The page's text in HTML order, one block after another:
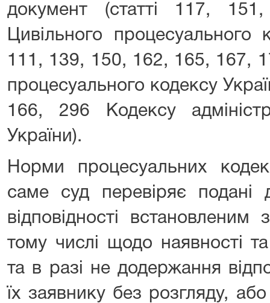
документ (статті 117,
Цивільного процесуального
111, 139, 150, 162, 165, 167,
процесуального кодексу
166, 296 Кодексу
України).
Норми процесуальних
саме суд перевіряє подані
відповідності
тому числі щодо наявності та
та в разі не додержання
їх заявнику без розгляду,